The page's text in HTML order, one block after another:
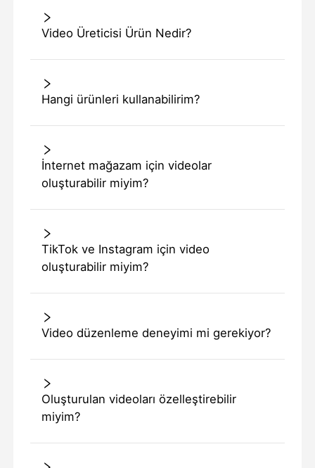
Video Üreticisi Ürün Nedir?
Hangi ürünleri kullanabilirim?
İnternet mağazam için videolar
oluşturabilir miyim?
TikTok ve Instagram için video
oluşturabilir miyim?
Video düzenleme deneyimi mi gerekiyor?
Oluşturulan videoları özelleştirebilir
miyim?